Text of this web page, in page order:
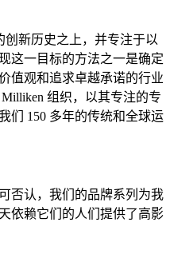
新历史之上，并专注于以
这一目标的方法之一是确定
值观和追求卓越承诺的行业
组织，以其专注的专
们 150 多年的传统和全球运
否认，我们的品牌系列为我
依赖它们的人们提供了高影